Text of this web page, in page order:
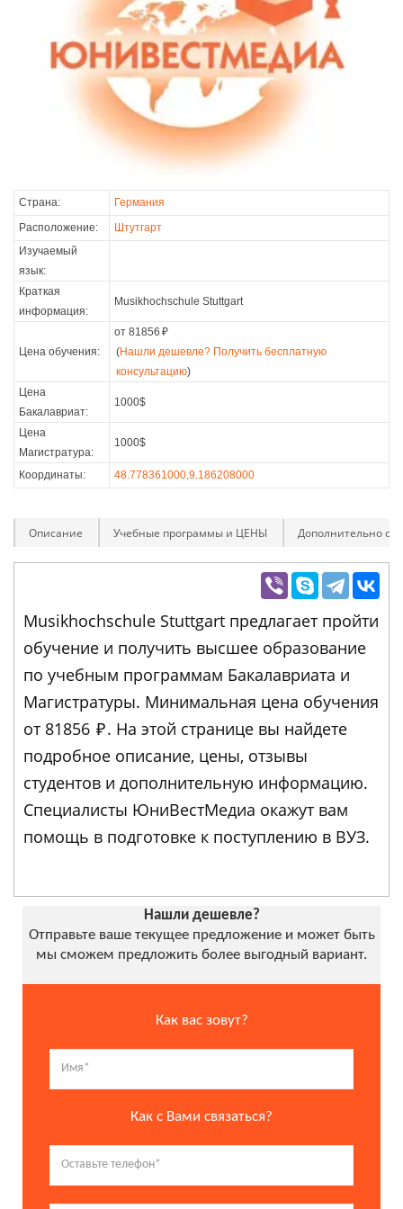
Страна:
Германия
Расположение:
Штутгарт
Изучаемый
язык:
Краткая
информация:
Musikhochschule Stuttgart
Цена обучения:
от 81856 ₽
(Нашли дешевле? Получить бесплатную
консультацию)
Цена
Бакалавриат:
1000$
Цена
Магистратура:
1000$
Координаты: 48.778361000,9.186208000
Описание Учебные программы и ЦЕНЫ Дополнительно
Musikhochschule Stuttgart предлагает пройти
обучение и получить высшее образование
по учебным программам Бакалавриата и
Магистратуры. Минимальная цена обучения
от 81856 ₽. На этой странице вы найдете
подробное описание, цены, отзывы
студентов и дополнительную информацию.
Специалисты ЮниВестМедиа окажут вам
помощь в подготовке к поступлению в ВУЗ.
Нашли дешевле?
Отправьте ваше текущее предложение и может быть
мы сможем предложить более выгодный вариант.
Как вас зовут?
Как с Вами связаться?